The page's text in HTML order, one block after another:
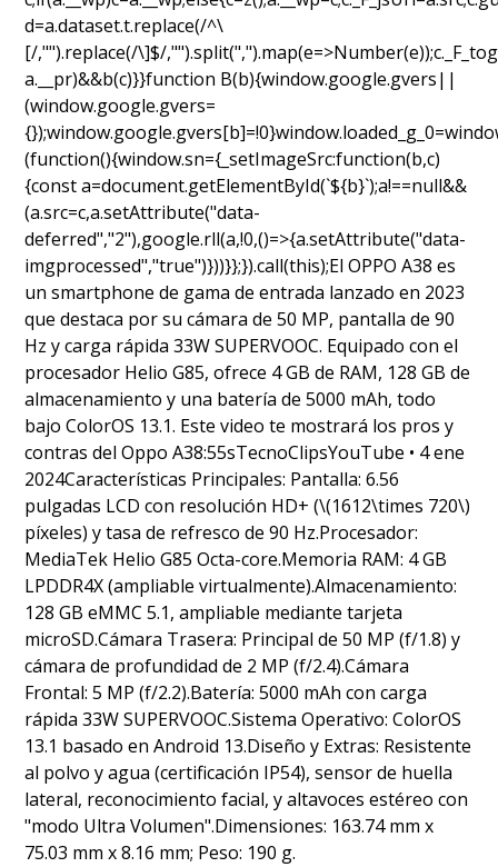
d=a.dataset.t.replace(/^\
[/,"").replace(/\]$/
a.__pr)&&b(c)}}function B(b){window.google.gvers||
(window.google.gvers=
(function(){window.sn={_setImageSrc:function(b,c)
{const a=document.getElementById(`${b}`);a!==null&&
(a.src=c,a.setAttribute("data-
deferred","2"),google.rll(a,!0,()=>{a.setAttribute("data-
imgprocessed","true")}))}};}).call(this);El OPPO A38 es
un smartphone de gama de entrada lanzado en 2023
que destaca por su cámara de 50 MP, pantalla de 90
Hz y carga rápida 33W SUPERVOOC. Equipado con el
procesador Helio G85, ofrece 4 GB de RAM, 128 GB de
almacenamiento y una batería de 5000 mAh, todo
bajo ColorOS 13.1. Este video te mostrará los pros y
contras del Oppo A38:55sTecnoClipsYouTube • 4 ene
2024Características Principales: Pantalla: 6.56
pulgadas LCD con resolución HD+ (\(1612\times 720\)
píxeles) y tasa de refresco de 90 Hz.Procesador:
MediaTek Helio G85 Octa-core.Memoria RAM: 4 GB
LPDDR4X (ampliable virtualmente).Almacenamiento:
128 GB eMMC 5.1, ampliable mediante tarjeta
microSD.Cámara Trasera: Principal de 50 MP (f/1.8) y
cámara de profundidad de 2 MP (f/2.4).Cámara
Frontal: 5 MP (f/2.2).Batería: 5000 mAh con carga
rápida 33W SUPERVOOC.Sistema Operativo: ColorOS
13.1 basado en Android 13.Diseño y Extras: Resistente
al polvo y agua (certificación IP54), sensor de huella
lateral, reconocimiento facial, y altavoces estéreo con
"modo Ultra Volumen".Dimensiones: 163.74 mm x
75.03 mm x 8.16 mm; Peso: 190 g.